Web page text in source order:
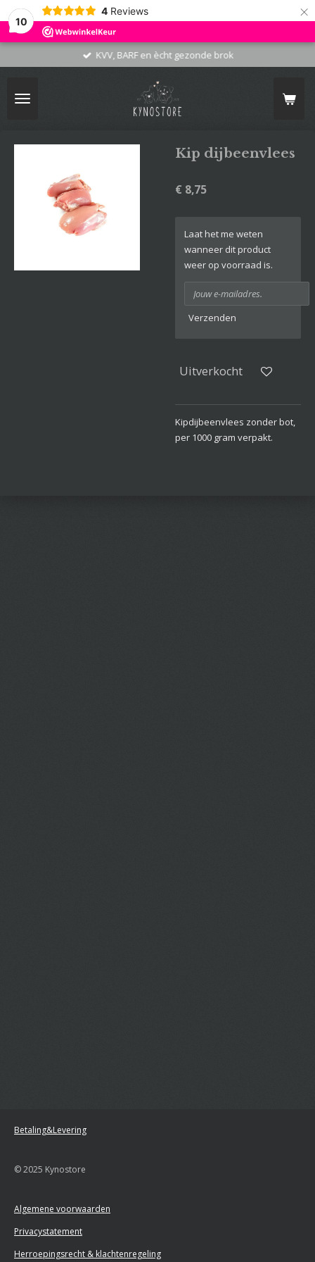
10
4 Reviews ×
KVV, BARF en ècht gezonde brok
Kip dijbeenvlees
€ 8,75
Laat het me weten
wanneer dit product
weer op voorraad is.
Verzenden
Uitverkocht
Kipdijbeenvlees zonder bot,
per 1000 gram verpakt.
Betaling&Levering
© 2025 Kynostore
Algemene voorwaarden
Privacystatement
Herroepingsrecht & klachtenregeling